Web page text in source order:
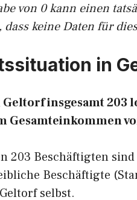
von 0 kann einen
dass keine Daten für
in
Geltorf insgesamt
Gesamteinkommen
203 Beschäftigten
Beschäftigte
selbst.